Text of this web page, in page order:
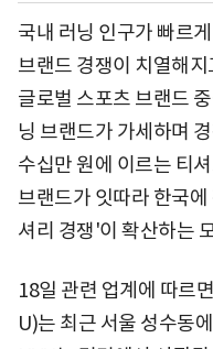
국내 러닝 인구가 빠르
브랜드 경쟁이 치열해
글로벌 스포츠 브랜드
닝 브랜드가 가세하며
수십만 원에 이르는 티
브랜드가 잇따라 한국
셔리 경쟁'이 확산하는
18일 관련 업계에 따르
U)는 최근 서울 성수동